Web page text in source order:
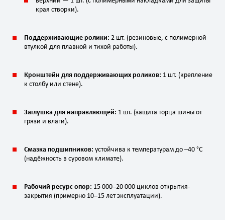
края створки).
Поддерживающие ролики: 2 шт. (резиновые, с полимерной
втулкой для плавной и тихой работы).
Кронштейн для поддерживающих роликов: 1 шт. (крепление
к столбу или стене).
Заглушка для направляющей: 1 шт. (защита торца шины от
грязи и влаги).
Смазка подшипников: устойчива к температурам до –40 °C
(надёжность в суровом климате).
Рабочий ресурс опор: 15 000–20 000 циклов открытия-
закрытия (примерно 10–15 лет эксплуатации).